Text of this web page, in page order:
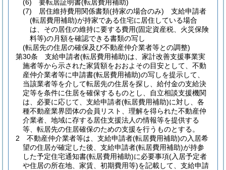
(6)
要転居証明書(転居費用補助)
(7)
居住維持費用関係書類(持家の場合のみ) 支給申請者
(転居費用補助)が持家である住宅に居住している場合
は、その居住の維持に要する費用(固定資産税、火災保険
料等)の月額を確認できる書類の写し
(転居先の住居の確保及び不動産仲介業者等との調整)
第30条
支給申請者(転居費用補助)は、家計改善支援事業実
施者等から示された家賃額をおおよその目安として、不動
産仲介業者等に申請書(転居費用補助)の写しを提示して、
当該業者等を介して転居先の住居を探し、給付金の支給決
定等を条件に住居を確保するものとし、自立相談支援機関
は、必要に応じて、支給申請者(転居費用補助)に対し、各
種不動産業界団体の会員リスト、理解を得られた不動産仲
介業者、地域に存する居住支援法人の情報等を提供する
等、転居先の住居確保のための支援を行うものとする。
2
不動産仲介業者等は、支給申請者(転居費用補助)の入居希
望の住居が確定した後、支給申請者(転居費用補助)が持参
した予定住宅通知書(転居費用補助)に必要事項(入居予定者
や住居の所在地、家賃、初期費用等)を記載して、支給申請